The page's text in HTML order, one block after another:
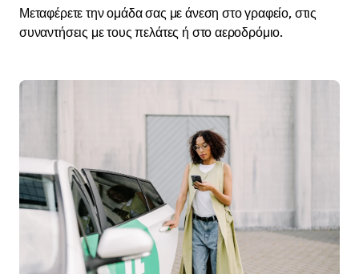
Μεταφέρετε την ομάδα σας με άνεση στο γραφείο, στις
συναντήσεις με τους πελάτες ή στο αεροδρόμιο.